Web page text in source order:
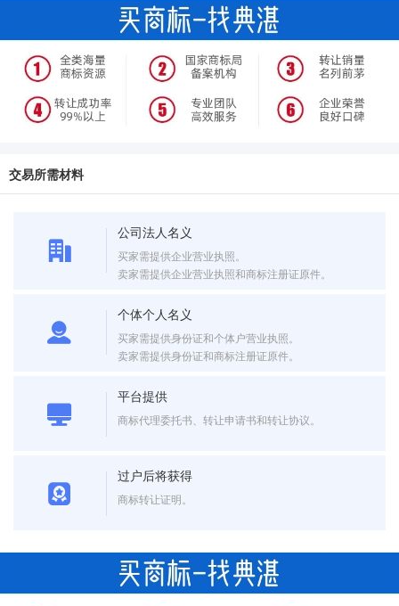
交易所需材料
公司法人名义
买家需提供企业营业执照。
卖家需提供企业营业执照和商标注册证原件。
个体个人名义
买家需提供身份证和个体户营业执照。
卖家需提供身份证和商标注册证原件。
平台提供
商标代理委托书、转让申请书和转让协议。
过户后将获得
商标转让证明。